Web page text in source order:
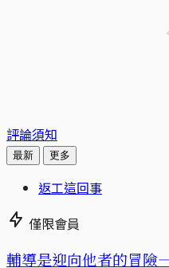
評論須知
最新 更多
返工這回事
僅限會員
輔導是迎向他者的冒